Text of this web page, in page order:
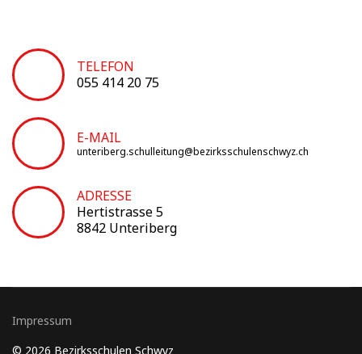
TELEFON
055 414 20 75
E-MAIL
unteriberg.schulleitung@bezirksschulenschwyz.ch
ADRESSE
Hertistrasse 5
8842 Unteriberg
Impressum
© 2026 Bezirksschulen Schwyz